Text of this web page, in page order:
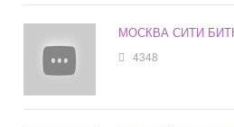
МОСКВА СИТИ
4348